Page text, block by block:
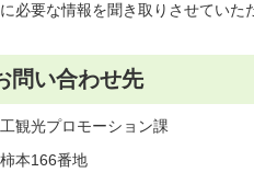
必要な情報を聞き取りさせていた
問い合わせ先
観光プロモーション課
本166番地